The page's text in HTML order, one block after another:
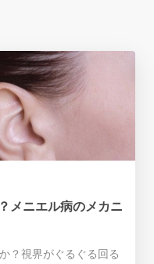
メニエル病のメカニ
？視界がぐるぐる回る